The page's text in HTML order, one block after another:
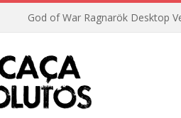
God of War Ragnarök Desktop